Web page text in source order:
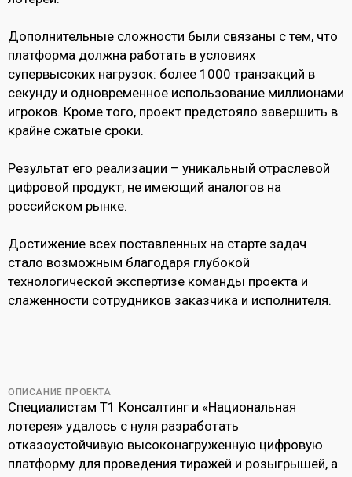
Дополнительные сложности были связаны с тем, что
платформа должна работать в условиях
супервысоких нагрузок: более 1000 транзакций в
секунду и одновременное использование миллионами
игроков. Кроме того, проект предстояло завершить в
крайне сжатые сроки.
Результат его реализации – уникальный отраслевой
цифровой продукт, не имеющий аналогов на
российском рынке.
Достижение всех поставленных на старте задач
стало возможным благодаря глубокой
технологической экспертизе команды проекта и
слаженности сотрудников заказчика и исполнителя.
ОПИСАНИЕ ПРОЕКТА
Специалистам Т1 Консалтинг и «Национальная
лотерея» удалось с нуля разработать
отказоустойчивую высоконагруженную цифровую
платформу для проведения тиражей и розыгрышей, а